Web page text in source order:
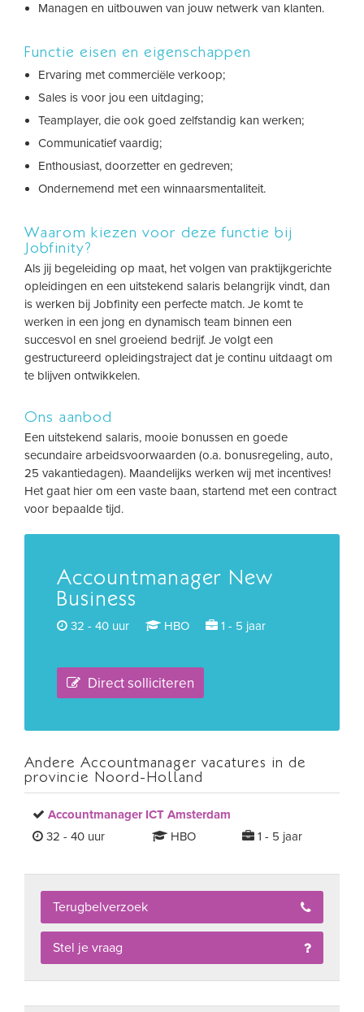
Managen en uitbouwen van jouw netwerk van klanten.
Functie eisen en eigenschappen
Ervaring met commerciële verkoop;
Sales is voor jou een uitdaging;
Teamplayer, die ook goed zelfstandig kan werken;
Communicatief vaardig;
Enthousiast, doorzetter en gedreven;
Ondernemend met een winnaarsmentaliteit.
Waarom kiezen voor deze functie bij
Jobfinity?
Als jij begeleiding op maat, het volgen van praktijkgerichte
opleidingen en een uitstekend salaris belangrijk vindt, dan
is werken bij Jobfinity een perfecte match. Je komt te
werken in een jong en dynamisch team binnen een
succesvol en snel groeiend bedrijf. Je volgt een
gestructureerd opleidingstraject dat je continu uitdaagt om
te blijven ontwikkelen.
Ons aanbod
Een uitstekend salaris, mooie bonussen en goede
secundaire arbeidsvoorwaarden (o.a. bonusregeling, auto,
25 vakantiedagen). Maandelijks werken wij met incentives!
Het gaat hier om een vaste baan, startend met een contract
voor bepaalde tijd.
Accountmanager New
Business
32 - 40 uur HBO 1 - 5 jaar
Direct solliciteren
Andere Accountmanager vacatures in de
provincie Noord-Holland
Accountmanager ICT Amsterdam
32 - 40 uur
HBO 1 - 5 jaar
Terugbelverzoek
Stel je vraag